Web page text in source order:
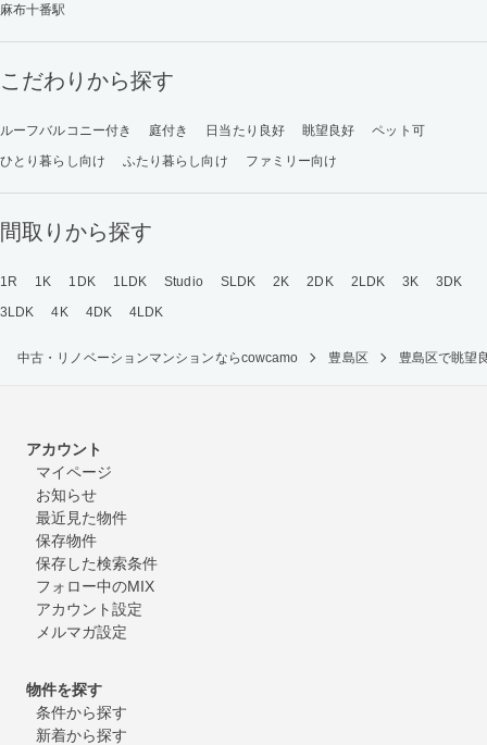
麻布十番駅
こだわりから探す
ルーフバルコニー付き 庭付き 日当たり良好 眺望良好
ペット可
ひとり暮らし向け
ふたり暮らし向け ファミリー向け
間取りから探す
1R 1K 1DK 1LDK Studio SLDK 2K 2DK 2LDK 3K
3DK
3LDK
4K 4DK 4LDK
中古・リノベーションマンションならcowcamo 豊島区 豊島区で眺望
アカウント
マイページ
お知らせ
最近見た物件
保存物件
保存した検索条件
フォロー中のMIX
アカウント設定
メルマガ設定
物件を探す
条件から探す
新着から探す